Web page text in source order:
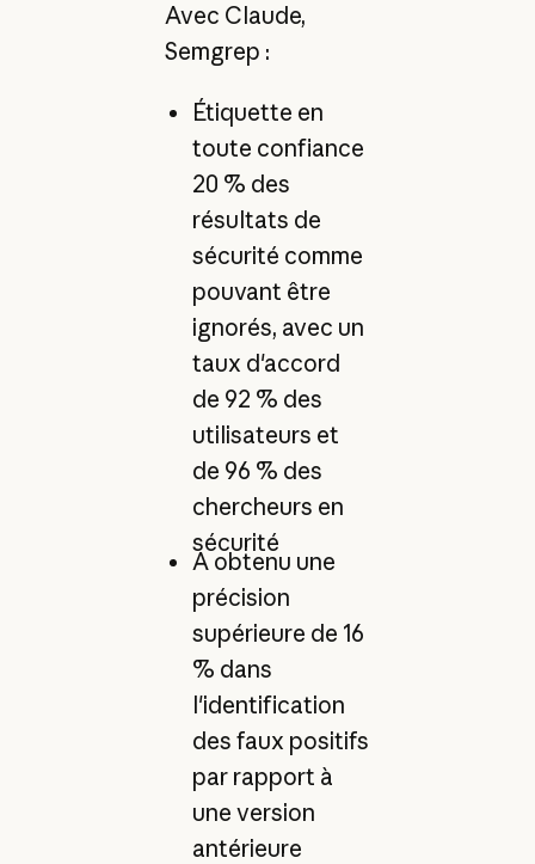
Avec Claude,
Semgrep :
Étiquette en
toute confiance
20 % des
résultats de
sécurité comme
pouvant être
ignorés, avec un
taux d'accord
de 92 % des
utilisateurs et
de 96 % des
chercheurs en
sécurité
A obtenu une
précision
supérieure de 16
% dans
l'identification
des faux positifs
par rapport à
une version
antérieure